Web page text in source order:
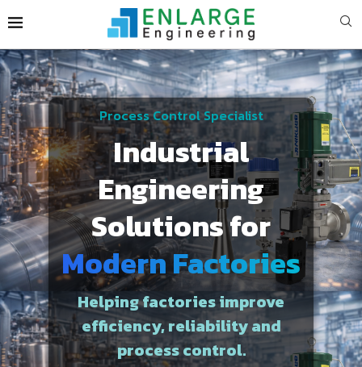
Process Control Specialist
Industrial
Engineering
Solutions for
Modern Factories
Helping factories improve
efficiency, reliability and
process control.